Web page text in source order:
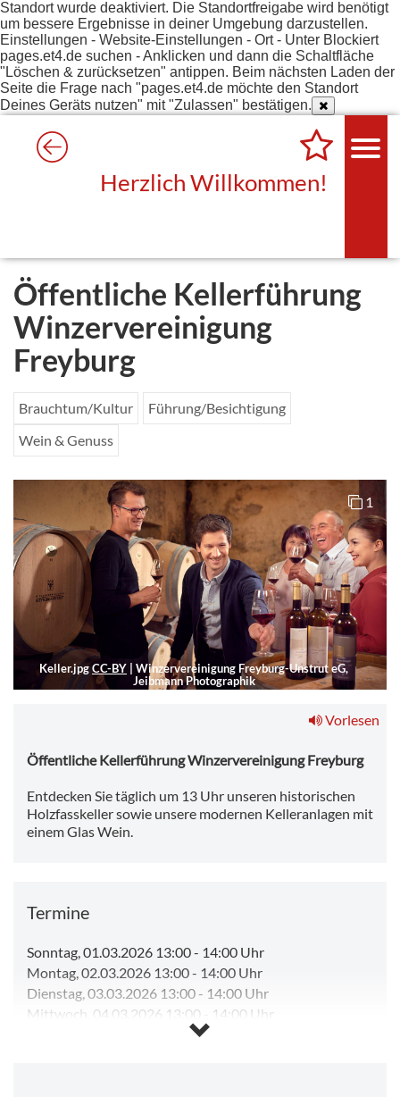
Standort wurde deaktiviert. Die Standortfreigabe wird benötigt
um bessere Ergebnisse in deiner Umgebung darzustellen.
Einstellungen - Website-Einstellungen - Ort - Unter Blockiert
pages.et4.de suchen - Anklicken und dann die Schaltfläche
"Löschen & zurücksetzen" antippen. Beim nächsten Laden der
Seite die Frage nach "pages.et4.de möchte den Standort
Deines Geräts nutzen" mit "Zulassen" bestätigen.
Herzlich Willkommen!
Öffentliche Kellerführung
Winzervereinigung
Freyburg
Brauchtum/Kultur
Führung/Besichtigung
Wein & Genuss
Keller.jpgCC-BY
Winzervereinigung Freyburg-Unstrut eG,
Jeibmann Photographik
1
Vorlesen
Öffentliche Kellerführung Winzervereinigung Freyburg
Entdecken Sie täglich um 13 Uhr unseren historischen
Holzfasskeller sowie unsere modernen Kelleranlagen mit
einem Glas Wein.
Termine
Sonntag, 01.03.2026 13:00- 14:00 Uhr
Montag, 02.03.2026 13:00- 14:00 Uhr
Dienstag, 03.03.2026 13:00 - 14:00 Uhr
Mittwoch, 04.03.2026 13:00
14:00 Uhr
Donnerstag, 05.03.2026 13:00